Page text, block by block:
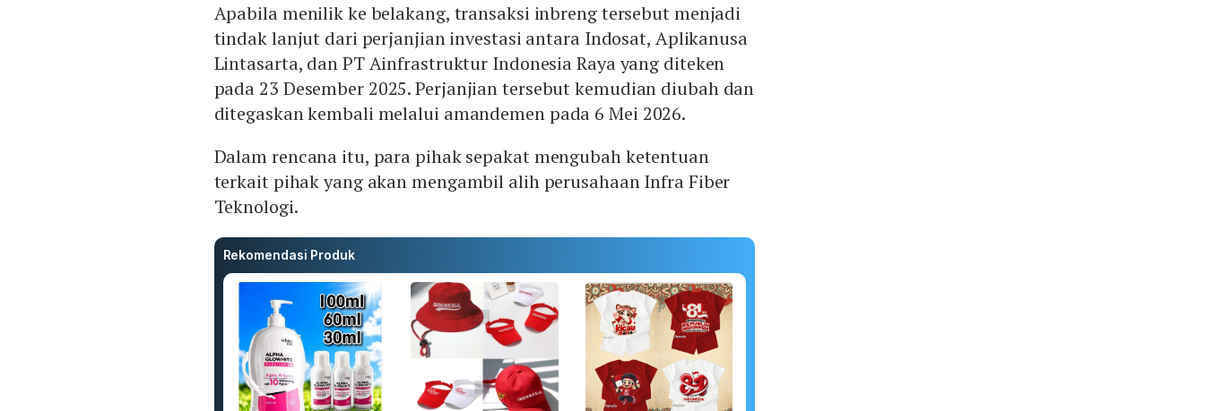
Apabila menilik ke belakang, transaksi inbreng tersebut menjadi
tindak lanjut dari perjanjian investasi antara Indosat, Aplikanusa
Lintasarta, dan PT Ainfrastruktur Indonesia Raya yang diteken
pada 23 Desember 2025. Perjanjian tersebut kemudian diubah dan
ditegaskan kembali melalui amandemen pada 6 Mei 2026.
Dalam rencana itu, para pihak sepakat mengubah ketentuan
terkait pihak yang akan mengambil alih perusahaan Infra Fiber
Teknologi.
Rekomendasi Produk